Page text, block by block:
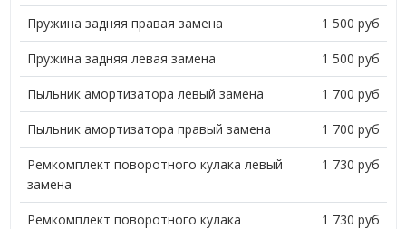
Пружина задняя правая замена 1 500 руб
Пружина задняя левая замена 1 500 руб
Пыльник амортизатора левый замена 1 700 руб
Пыльник амортизатора правый замена 1 700 руб
Ремкомплект поворотного кулака левый
замена
1 730 руб
Ремкомплект поворотного кулака
1 730 руб